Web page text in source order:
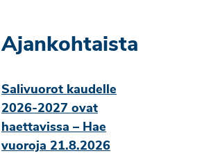
Ajankohtaista
Salivuorot kaudelle
2026-2027 ovat
haettavissa – Hae
vuoroja 21.8.2026